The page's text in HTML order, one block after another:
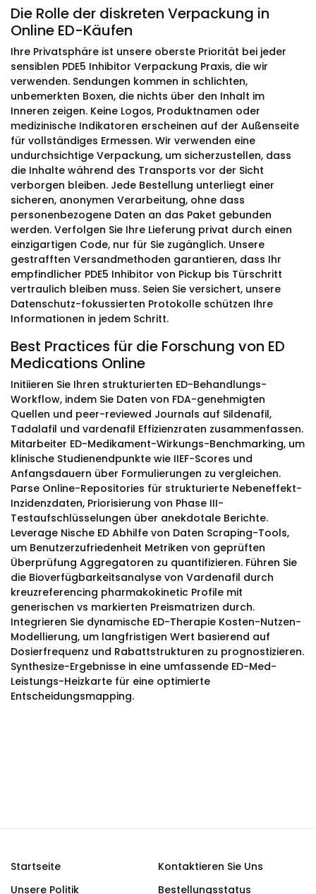
Die Rolle der diskreten Verpackung in
Online ED-Käufen
Ihre Privatsphäre ist unsere oberste Priorität bei jeder
sensiblen PDE5 Inhibitor Verpackung Praxis, die wir
verwenden. Sendungen kommen in schlichten,
unbemerkten Boxen, die nichts über den Inhalt im
Inneren zeigen. Keine Logos, Produktnamen oder
medizinische Indikatoren erscheinen auf der Außenseite
für vollständiges Ermessen. Wir verwenden eine
undurchsichtige Verpackung, um sicherzustellen, dass
die Inhalte während des Transports vor der Sicht
verborgen bleiben. Jede Bestellung unterliegt einer
sicheren, anonymen Verarbeitung, ohne dass
personenbezogene Daten an das Paket gebunden
werden. Verfolgen Sie Ihre Lieferung privat durch einen
einzigartigen Code, nur für Sie zugänglich. Unsere
gestrafften Versandmethoden garantieren, dass Ihr
empfindlicher PDE5 Inhibitor von Pickup bis Türschritt
vertraulich bleiben muss. Seien Sie versichert, unsere
Datenschutz-fokussierten Protokolle schützen Ihre
Informationen in jedem Schritt.
Best Practices für die Forschung von ED
Medications Online
Initiieren Sie Ihren strukturierten ED-Behandlungs-
Workflow, indem Sie Daten von FDA-genehmigten
Quellen und peer-reviewed Journals auf Sildenafil,
Tadalafil und vardenafil Effizienzraten zusammenfassen.
Mitarbeiter ED-Medikament-Wirkungs-Benchmarking, um
klinische Studienendpunkte wie IIEF-Scores und
Anfangsdauern über Formulierungen zu vergleichen.
Parse Online-Repositories für strukturierte Nebeneffekt-
Inzidenzdaten, Priorisierung von Phase III-
Testaufschlüsselungen über anekdotale Berichte.
Leverage Nische ED Abhilfe von Daten Scraping-Tools,
um Benutzerzufriedenheit Metriken von geprüften
Überprüfung Aggregatoren zu quantifizieren. Führen Sie
die Bioverfügbarkeitsanalyse von Vardenafil durch
kreuzreferencing pharmakokinetic Profile mit
generischen vs markierten Preismatrizen durch.
Integrieren Sie dynamische ED-Therapie Kosten-Nutzen-
Modellierung, um langfristigen Wert basierend auf
Dosierfrequenz und Rabattstrukturen zu prognostizieren.
Synthesize-Ergebnisse in eine umfassende ED-Med-
Leistungs-Heizkarte für eine optimierte
Entscheidungsmapping.
Startseite
Kontaktieren Sie Uns
Unsere Politik
Bestellungsstatus